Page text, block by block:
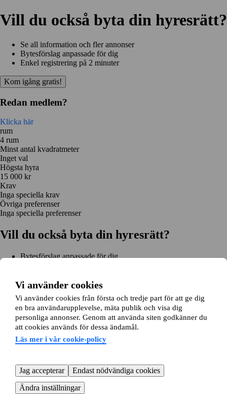
Vi använder cookies
Vi använder cookies från första och tredje part för att ge dig
en bra användarupplevelse, mäta publik och visa dig
personliga annonser. Genom att använda siten godkänner du
att cookies används för dessa ändamål.
Läs mer i vår cookie-policy
Jag accepterar
Endast nödvändiga cookies
Ändra inställningar
Vill du också byta din hyresrätt?
Se all information och fler annonser
Bytesförslag anpassade för dig
Enkel registrering på 2 minuter
Kom igång gratis!
Redan medlem?
Klicka här
rum
4 rum
Minst antal kvadratmeter
Inget val
Högsta hyra
15 000 kr
Krav
Inga speciella krav
Övriga preferenser
Inga speciella preferenser
Vill du också byta din hyresrätt?
Bytesförslag anpassade för dig
Kom igång
Kom igång gratisSök annonser Logga in
Läs mer
Nyheter och tipsBytesansökan
Om lägenhetsbyte.se
Kundtjänst
Hjälp
08-22 00 90E-post:info@lagenhetsbyte.se